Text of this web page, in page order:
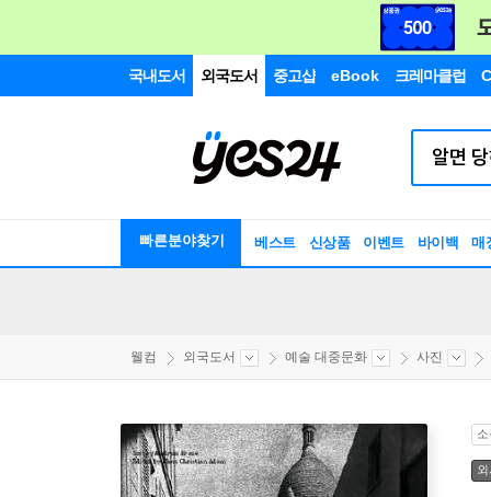
국내도서 외국도서 중고샵 eBook 크레마클럽
빠른분야찾기 베스트 신상품 이벤트 바이백 매
웰컴 외국도서 예술 대중문화 사진